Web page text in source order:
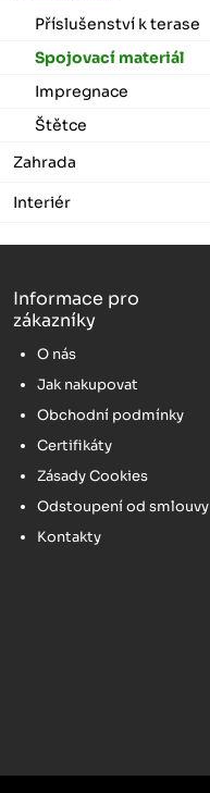
Příslušenství k terase
Spojovací materiál
Impregnace
Štětce
Zahrada
Interiér
Informace pro
zákazníky
O nás
Jak nakupovat
Obchodní podmínky
Certifikáty
Zásady Cookies
Odstoupení od smlouvy
Kontakty